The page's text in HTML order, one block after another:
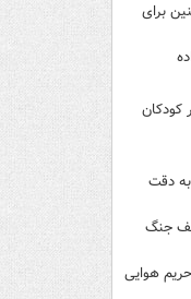
برای
کودکان
دقت
توقف جنگ
هوایی